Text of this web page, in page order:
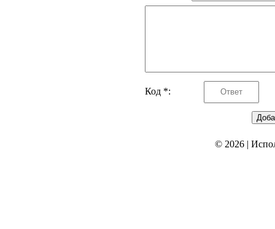
Код *:
© 2026|